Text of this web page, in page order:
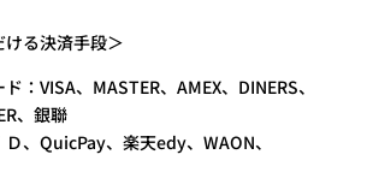
る決済手段＞
：VISA、MASTER、AMEX、DINERS、
、銀聯
、QuicPay、楽天edy、WAON、